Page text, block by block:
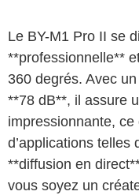
Le BY-M1 Pro II se
**professionnelle**
360 degrés. Avec
**78 dB**, il assure
impressionnante,
d’applications telles
**diffusion en
vous soyez un